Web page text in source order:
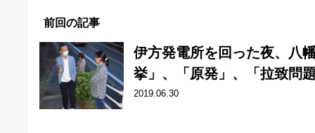
前回の記事
伊方発電所を回った夜、八
挙」、「原発」、「拉致
2019.06.30